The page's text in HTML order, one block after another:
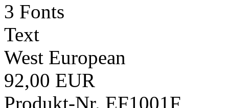
3 Fonts
Text
West European
92,00 EUR
Produkt-Nr. EF1001F